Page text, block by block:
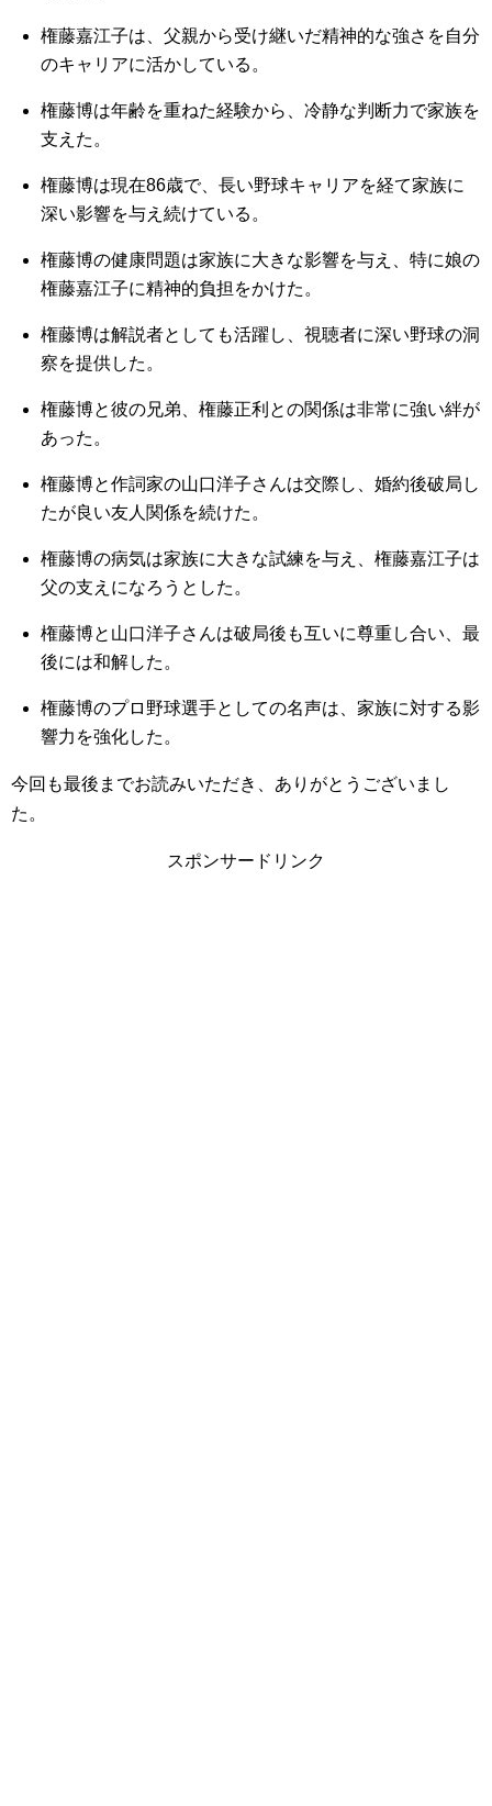
権藤嘉江子は、父親から受け継いだ精神的な強さを自分
のキャリアに活かしている。
権藤博は年齢を重ねた経験から、冷静な判断力で家族を
支えた。
権藤博は現在86歳で、長い野球キャリアを経て家族に
深い影響を与え続けている。
権藤博の健康問題は家族に大きな影響を与え、特に娘の
権藤嘉江子に精神的負担をかけた。
権藤博は解説者としても活躍し、視聴者に深い野球の洞
察を提供した。
権藤博と彼の兄弟、権藤正利との関係は非常に強い絆が
あった。
権藤博と作詞家の山口洋子さんは交際し、婚約後破局し
たが良い友人関係を続けた。
権藤博の病気は家族に大きな試練を与え、権藤嘉江子は
父の支えになろうとした。
権藤博と山口洋子さんは破局後も互いに尊重し合い、最
後には和解した。
権藤博のプロ野球選手としての名声は、家族に対する影
響力を強化した。
今回も最後までお読みいただき、ありがとうございまし
た。
スポンサードリンク